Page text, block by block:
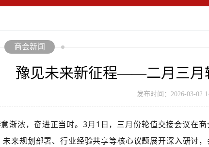
商会新闻
豫见未来新征程——二月三月
发布时间：2026-03-02
渐浓，奋进正当时。3月1日，三月份轮值交接会议在
未来规划部署、行业经验共享等核心议题展开深入研讨